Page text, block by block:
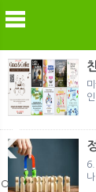
메
6.